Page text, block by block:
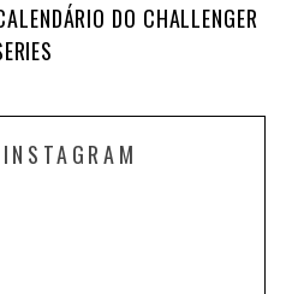
DO CHALLENGER